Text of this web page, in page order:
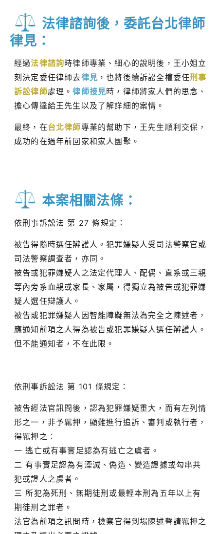
法律諮詢後，委託台北律師
律見：
經過法律諮詢時律師專業、細心的說明後，王小姐立
刻決定委任律師去律見 ，也將後續訴訟全權委任刑事
訴訟律師處理。律師接見時，律師將家人們的思念、
擔心傳達給王先生以及了解詳細的案情。
最終，在台北律師專業的幫助下，王先生順利交保，
成功的在過年前回家和家人團聚。
本案相關法條：
依刑事訴訟法 第 27 條規定：
被告得隨時選任辯護人。犯罪嫌疑人受司法警察官或
司法警察調查者，亦同。
被告或犯罪嫌疑人之法定代理人、配偶、直系或三親
等內旁系血親或家長、家屬，得獨立為被告或犯罪嫌
疑人選任辯護人。
被告或犯罪嫌疑人因智能障礙無法為完全之陳述者，
應通知前項之人得為被告或犯罪嫌疑人選任辯護人。
但不能通知者，不在此限。
依刑事訴訟法 第 101 條規定：
被告經法官訊問後，認為犯罪嫌疑重大，而有左列情
形之一，非予羈押，顯難進行追訴、審判或執行者，
得羈押之︰
一 逃亡或有事實足認為有逃亡之虞者。
二 有事實足認為有湮滅、偽造、變造證據或勾串共
犯或證人之虞者。
三 所犯為死刑、無期徒刑或最輕本刑為五年以上有
期徒刑之罪者。
法官為前項之訊問時，檢察官得到場陳述聲請羈押之